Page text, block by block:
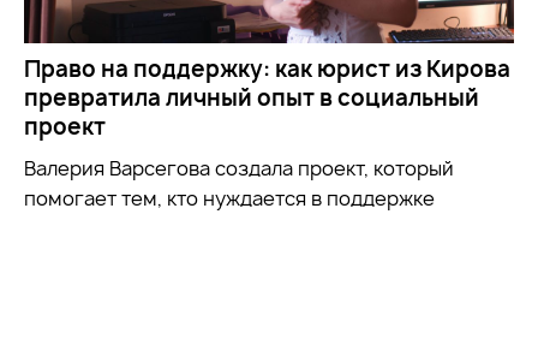
Право на поддержку: как юрист из Кирова
превратила личный опыт в социальный
проект
Валерия Варсегова создала проект, который
помогает тем, кто нуждается в поддержке